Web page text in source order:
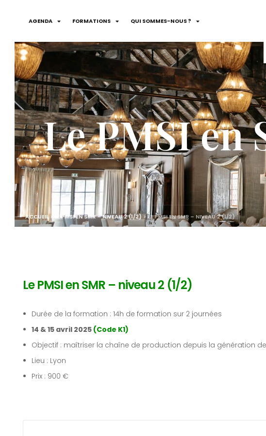
AGENDA FORMATIONS QUI SOMMES-NOUS ?
Le PMSI en
ACCUEIL> LE PMSI EN SMR – NIVEAU 2 (1/2)>LE PMSI EN SMR – NIVEAU 2 (1/2)
Le PMSI en SMR – niveau 2 (1/2)
Durée de la formation : 14h de formation sur 2 journées
14 & 15 avril 2025 (Code K1)
Objectif : maîtriser la chaîne de production depuis la génération
Lieu : Lyon
Prix : 900 €